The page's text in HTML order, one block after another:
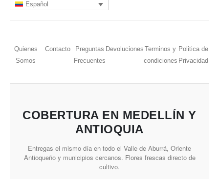
Español
Quienes
Somos
Contacto
Preguntas
Frecuentes
Devoluciones Terminos y
condiciones
Politica de
Privacidad
COBERTURA EN MEDELLÍN Y
ANTIOQUIA
Entregas el mismo día en todo el Valle de Aburrá, Oriente
Antioqueño y municipios cercanos. Flores frescas directo de
cultivo.